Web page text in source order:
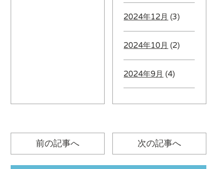
2024年12月 (3)
2024年10月 (2)
2024年9月 (4)
前の記事へ 次の記事へ